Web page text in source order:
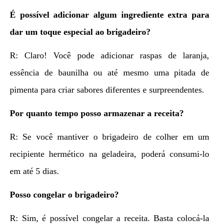
É possível adicionar algum ingrediente extra para
dar um toque especial ao brigadeiro?
R: Claro! Você pode adicionar raspas de laranja,
essência de baunilha ou até mesmo uma pitada de
pimenta para criar sabores diferentes e surpreendentes.
Por quanto tempo posso armazenar a receita?
R: Se você mantiver o brigadeiro de colher em um
recipiente hermético na geladeira, poderá consumi-lo
em até 5 dias.
Posso congelar o brigadeiro?
R: Sim, é possível congelar a receita. Basta colocá-la